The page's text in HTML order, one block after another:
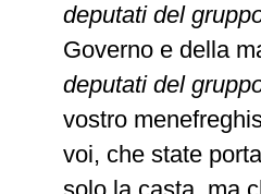
deputati del
Governo e della
deputati del
vostro
voi, che state